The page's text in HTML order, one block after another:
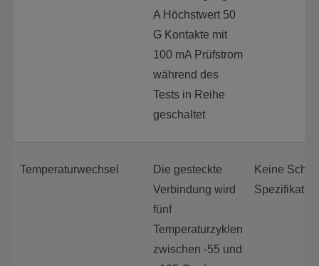
A Höchstwert 50
G Kontakte mit
100 mA Prüfstrom
während des
Tests in Reihe
geschaltet
Temperaturwechsel
Die gesteckte
Verbindung wird
fünf
Temperaturzyklen
zwischen -55 und
Keine